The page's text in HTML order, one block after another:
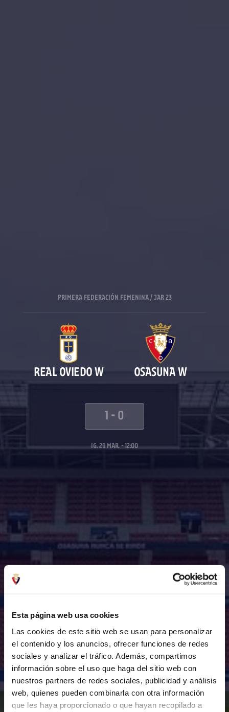
Esta página web usa cookies
Las cookies de este sitio web se usan para personalizar
el contenido y los anuncios, ofrecer funciones de redes
sociales y analizar el tráfico. Además, compartimos
información sobre el uso que haga del sitio web con
nuestros partners de redes sociales, publicidad y análisis
web, quienes pueden combinarla con otra información
que les haya proporcionado o que hayan recopilado a
PRIMERA FEDERACIÓN FEMENINA / JAR 23
REAL OVIEDO W OSASUNA W
1 - 0
IG. 29 MAR. - 12:00